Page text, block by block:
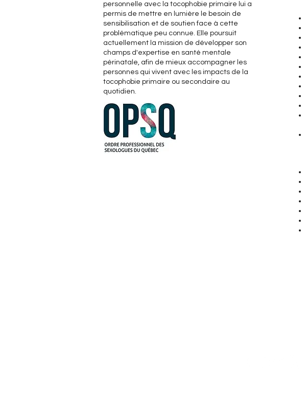
personnelle avec la tocophobie primaire lui a
permis de mettre en lumière le besoin de
sensibilisation et de soutien face à cette
problématique peu connue. Elle poursuit
actuellement la mission de développer son
champs d'expertise en santé mentale
périnatale, afin de mieux accompagner les
personnes qui vivent avec les impacts de la
tocophobie primaire ou secondaire au
quotidien.